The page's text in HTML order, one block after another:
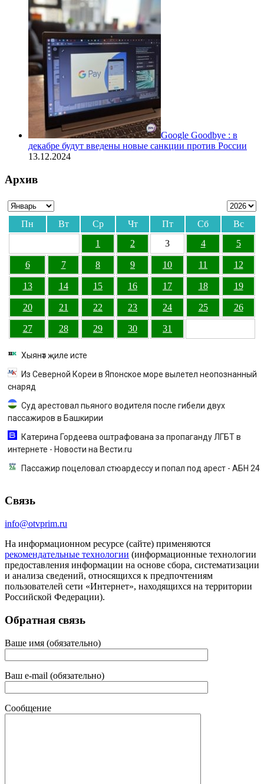
Google Goodbye : в
декабре будут введены новые санкции против России
13.12.2024
Архив
Пн Вт Ср Чт Пт Сб
Вс
1
2 3 4 5
6 7 8 9 10 11 12
13 14 15 16 17 18 19
20 21 22 23 24 25 26
27 28 29 30 31
Хыянәт җиле исте
Из Северной Кореи в Японское море вылетел неопознанный
снаряд
Суд арестовал пьяного водителя после гибели двух
пассажиров в Башкирии
Катерина Гордеева оштрафована за пропаганду ЛГБТ в
интернете - Новости на Вести.ru
Пассажир поцеловал стюардессу и попал под арест - АБН 24
Связь
info@otvprim.ru
На информационном ресурсе (сайте) применяются
рекомендательные технологии (информационные технологии
предоставления информации на основе сбора, систематизации
и анализа сведений, относящихся к предпочтениям
пользователей сети «Интернет», находящихся на территории
Российской Федерации).
Обратная связь
Ваше имя (обязательно)
Ваш e-mail (обязательно)
Сообщение